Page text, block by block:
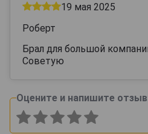
19 мая 2025
Роберт
Брал для большой
Советую
Оцените и напишите